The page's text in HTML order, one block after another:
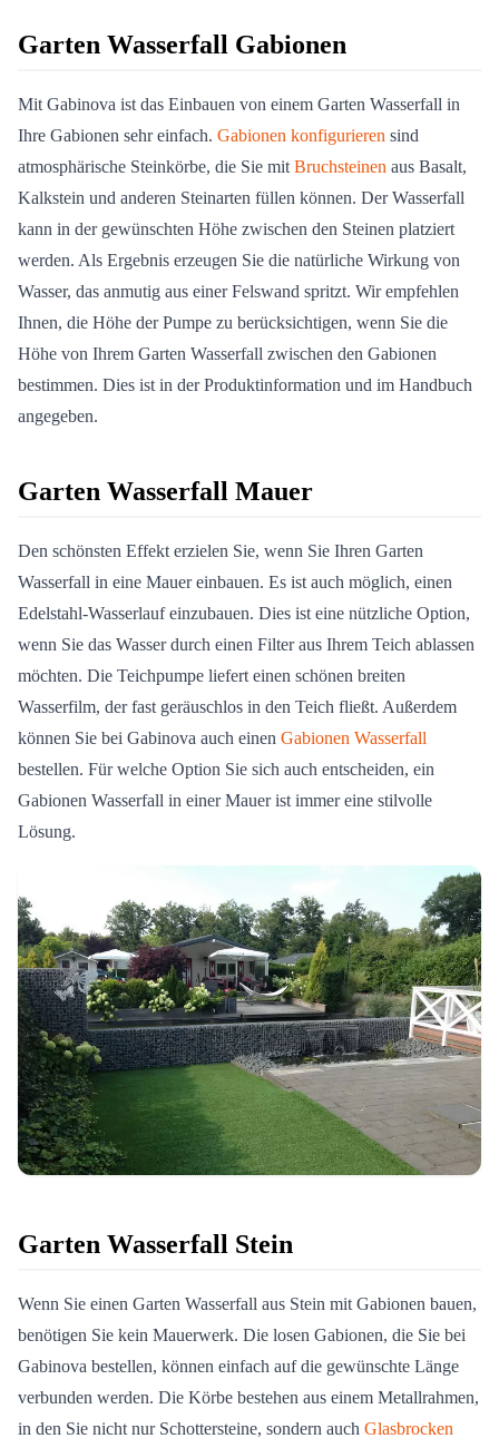
Garten Wasserfall Gabionen
Mit Gabinova ist das Einbauen von einem Garten Wasserfall in
Ihre Gabionen sehr einfach. Gabionen konfigurieren sind
atmosphärische Steinkörbe, die Sie mitBruchsteinen aus Basalt,
Kalkstein und anderen Steinarten füllen können. Der Wasserfall
kann in der gewünschten Höhe zwischen den Steinen platziert
werden. Als Ergebnis erzeugen Sie die natürliche Wirkung von
Wasser, das anmutig aus einer Felswand spritzt. Wir empfehlen
Ihnen, die Höhe der Pumpe zu berücksichtigen, wenn Sie die
Höhe von Ihrem Garten Wasserfall zwischen den Gabionen
bestimmen. Dies ist in der Produktinformation und im Handbuch
angegeben.
Garten Wasserfall Mauer
Den schönsten Effekt erzielen Sie, wenn Sie Ihren Garten
Wasserfall in eine Mauer einbauen. Es ist auch möglich, einen
Edelstahl-Wasserlauf einzubauen. Dies ist eine nützliche Option,
wenn Sie das Wasser durch einen Filter aus Ihrem Teich ablassen
möchten. Die Teichpumpe liefert einen schönen breiten
Wasserfilm, der fast geräuschlos in den Teich fließt. Außerdem
können Sie bei Gabinova auch einen Gabionen Wasserfall
bestellen. Für welche Option Sie sich auch entscheiden, ein
Gabionen Wasserfall in einer Mauer ist immer eine stilvolle
Lösung.
Garten Wasserfall Stein
Wenn Sie einen Garten Wasserfall aus Stein mit Gabionen bauen,
benötigen Sie kein Mauerwerk. Die losen Gabionen, die Sie bei
Gabinova bestellen, können einfach auf die gewünschte Länge
verbunden werden. Die Körbe bestehen aus einem Metallrahmen,
in den Sie nicht nur Schottersteine, sondern auch Glasbrocken